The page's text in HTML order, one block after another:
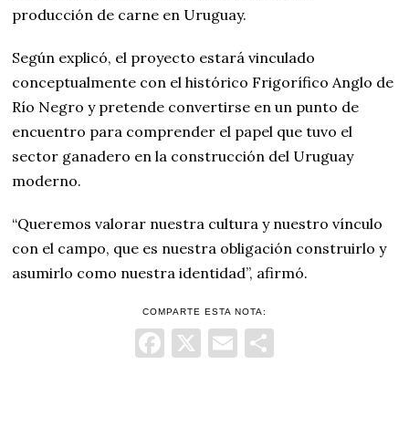
producción de carne en Uruguay.
Según explicó, el proyecto estará vinculado
conceptualmente con el histórico Frigorífico Anglo de
Río Negro y pretende convertirse en un punto de
encuentro para comprender el papel que tuvo el
sector ganadero en la construcción del Uruguay
moderno.
“Queremos valorar nuestra cultura y nuestro vínculo
con el campo, que es nuestra obligación construirlo y
asumirlo como nuestra identidad”, afirmó.
COMPARTE ESTA NOTA:
Facebook
X Email